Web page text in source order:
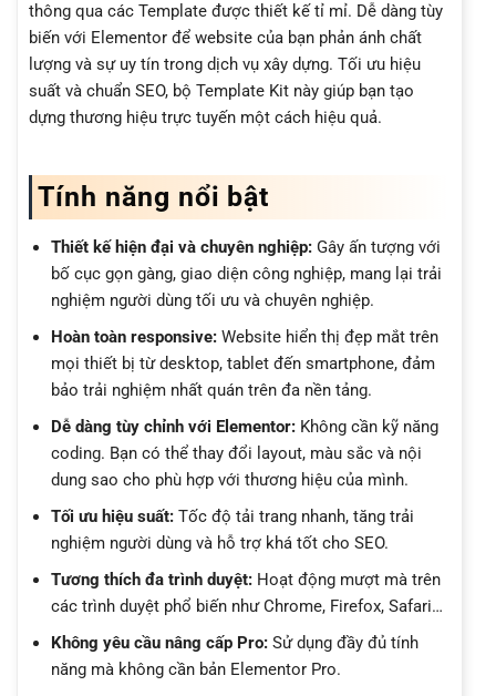
thông qua các Template được thiết kế tỉ mỉ. Dễ dàng tùy
biến với Elementor để website của bạn phản ánh chất
lượng và sự uy tín trong dịch vụ xây dựng. Tối ưu hiệu
suất và chuẩn SEO, bộ Template Kit này giúp bạn tạo
dựng thương hiệu trực tuyến một cách hiệu quả.
Tính năng nổi bật
Thiết kế hiện đại và chuyên nghiệp:Gây ấn tượng với
bố cục gọn gàng, giao diện công nghiệp, mang lại trải
nghiệm người dùng tối ưu và chuyên nghiệp.
Hoàn toàn responsive:Website hiển thị đẹp mắt trên
mọi thiết bị từ desktop, tablet đến smartphone, đảm
bảo trải nghiệm nhất quán trên đa nền tảng.
Dễ dàng tùy chỉnh với Elementor:Không cần kỹ năng
coding. Bạn có thể thay đổi layout, màu sắc và nội
dung sao cho phù hợp với thương hiệu của mình.
Tối ưu hiệu suất:Tốc độ tải trang nhanh, tăng trải
nghiệm người dùng và hỗ trợ khá tốt cho SEO.
Tương thích đa trình duyệt:Hoạt động mượt mà trên
các trình duyệt phổ biến như Chrome, Firefox, Safari…
Không yêu cầu nâng cấp Pro:Sử dụng đầy đủ tính
năng mà không cần bản Elementor Pro.